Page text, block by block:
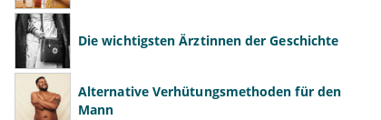
Die wichtigsten Ärztinnen der Geschichte
Alternative Verhütungsmethoden für den
Mann